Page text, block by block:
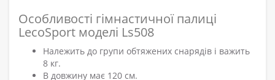
Особливості гімнастичної палиці
LecoSport моделі Ls508
Належить до групи обтяжених снарядів і важить
8 кг.
В довжину має 120 см.